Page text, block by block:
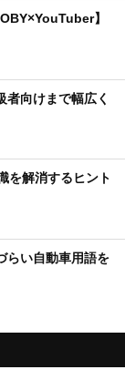
】
者向けまで幅広く
を解消するヒント
らい自動車用語を